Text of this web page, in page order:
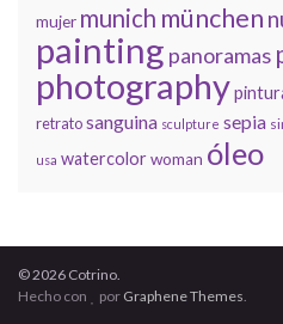
mujer munich münchen
painting panoramas
photography
retratosanguina sculpture sepia
usa watercolorwoman óleo
© 2026 Cotrino.
Hecho con
por Graphene Themes